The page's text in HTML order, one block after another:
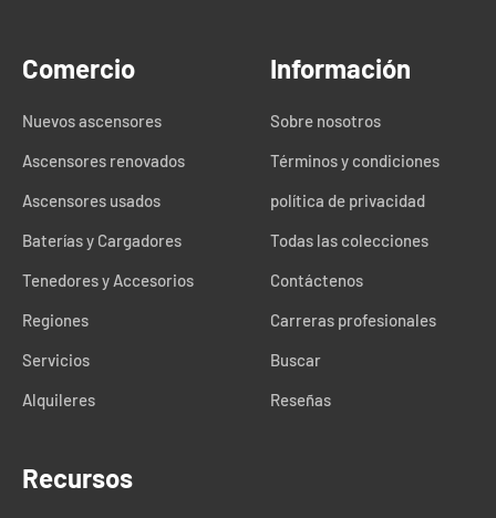
Comercio
Nuevos ascensores
Ascensores renovados
Ascensores usados
Baterías y Cargadores
Tenedores y Accesorios
Regiones
Servicios
Alquileres
Información
Sobre nosotros
Términos y condiciones
política de privacidad
Todas las colecciones
Contáctenos
Carreras profesionales
Buscar
Reseñas
Recursos